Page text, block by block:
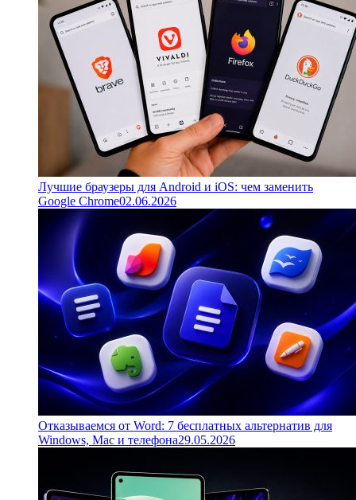
Лучшие браузеры для Android и iOS: чем заменить
Google Chrome02.06.2026
Отказываемся от Word: 7 бесплатных альтернатив для
Windows, Mac и телефона29.05.2026